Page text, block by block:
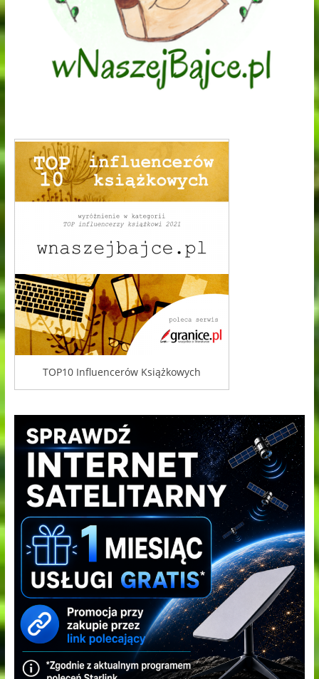
TOP10 Influencerów Książkowych